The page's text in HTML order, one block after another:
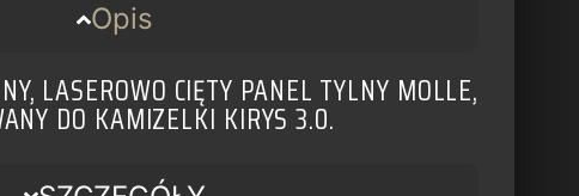
Opis
LASEROWO CIĘTY PANEL TYLNY MOLLE,
DO KAMIZELKI KIRYS 3.0.